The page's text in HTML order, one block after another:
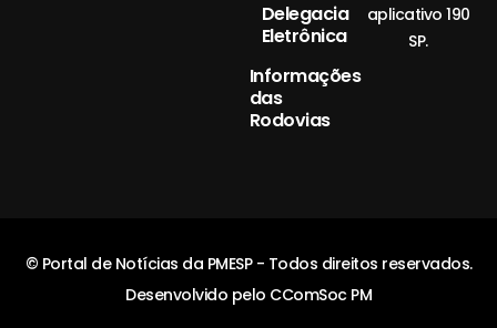
Delegacia
Eletrônica
Informações
das
Rodovias
aplicativo 190
SP.
© Portal de Notícias da PMESP - Todos direitos reservados.
Desenvolvido pelo CComSoc PM